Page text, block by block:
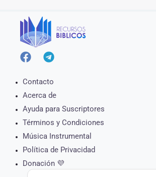
Contacto
Acerca de
Ayuda para Suscriptores
Términos y Condiciones
Música Instrumental
Política de Privacidad
Donación 💜